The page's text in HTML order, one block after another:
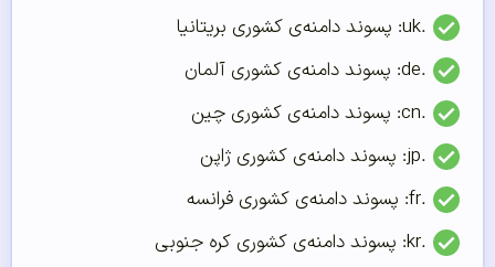
.uk: پسوند دامنه‌ی کشوری بریتانیا
.de: پسوند دامنه‌ی کشوری آلمان
.cn: پسوند دامنه‌ی کشوری چین
.jp: پسوند دامنه‌ی کشوری ژاپن
.fr: پسوند دامنه‌ی کشوری فرانسه
.kr: پسوند دامنه‌ی کشوری کره جنوبی